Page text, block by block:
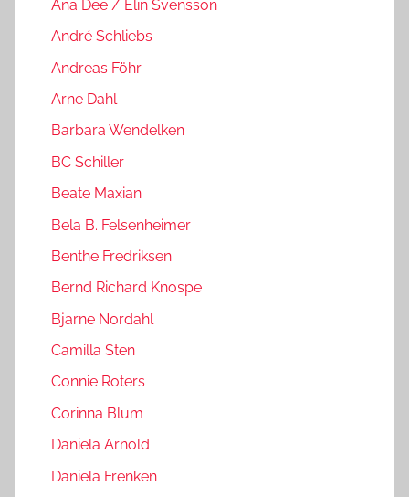
Ana Dee / Elin Svensson
André Schliebs
Andreas Föhr
Arne Dahl
Barbara Wendelken
BC Schiller
Beate Maxian
Bela B. Felsenheimer
Benthe Fredriksen
Bernd Richard Knospe
Bjarne Nordahl
Camilla Sten
Connie Roters
Corinna Blum
Daniela Arnold
Daniela Frenken